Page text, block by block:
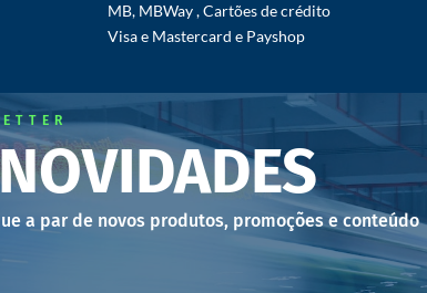
MB, MBWay , Cartões de crédito
Visa e Mastercard e Payshop
a par de novos produtos, promoções e conteúdo